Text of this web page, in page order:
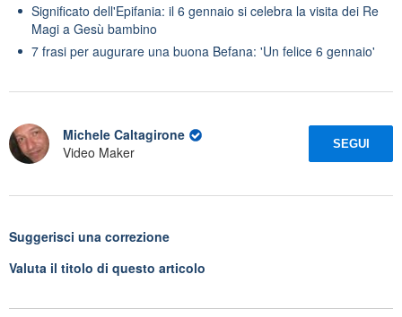
Significato dell'Epifania: il 6 gennaio si celebra la visita dei Re
Magi a Gesù bambino
7 frasi per augurare una buona Befana: 'Un felice 6 gennaio'
Michele Caltagirone
Video Maker
SEGUI
Suggerisci una correzione
Valuta il titolo di questo articolo